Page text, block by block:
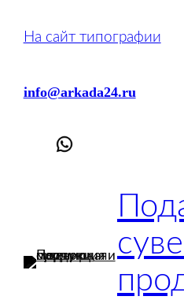
На сайт типографии
info@arkada24.ru